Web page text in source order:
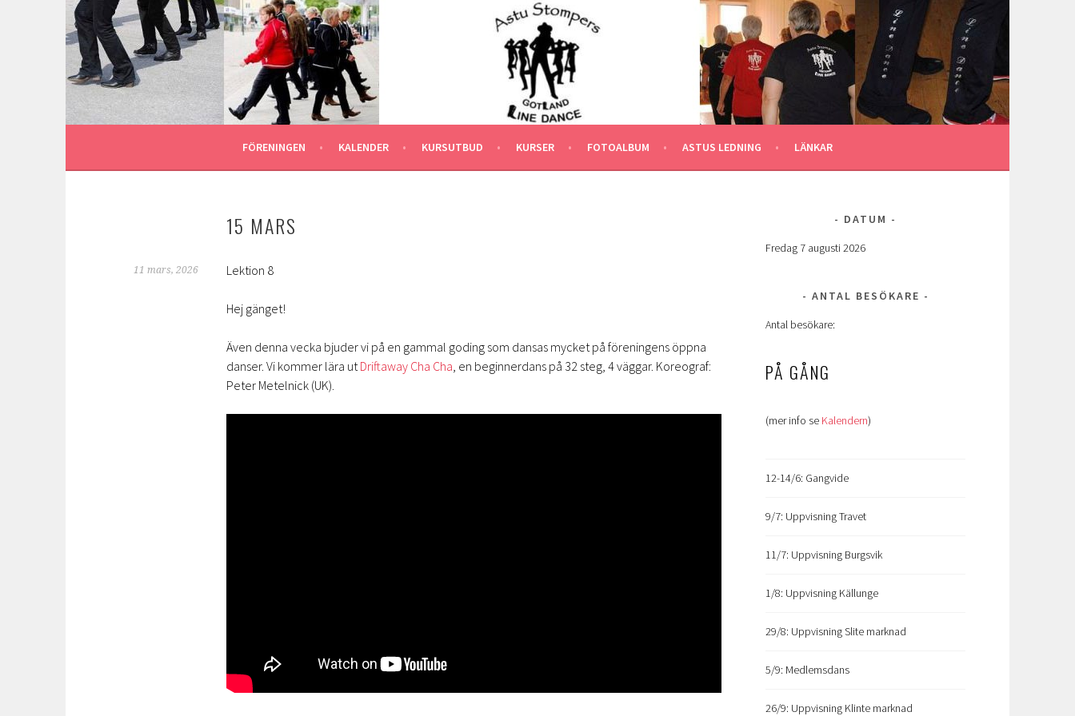
Gå
till
innehåll ASTU STOMPERS
GOTLAND LINEDANCE MEDLEMSSIDA
FÖRENINGEN KALENDER KURSUTBUD KURSER FOTOALBUM ASTUS LEDNING LÄNKAR
15 MARS
11 mars, 2026 Lektion 8
Hej gänget!
Även denna vecka bjuder vi på en gammal goding som dansas mycket på föreningens öppna
danser. Vi kommer lära utDriftaway Cha Cha, en beginnerdans på 32 steg, 4 väggar. Koreograf:
Peter Metelnick (UK).
DATUM
Fredag 7 augusti 2026
ANTAL BESÖKARE
Antal besökare:
PÅ GÅNG
(mer info se Kalendern)
12-14/6: Gangvide
9/7: Uppvisning Travet
11/7: Uppvisning Burgsvik
1/8: Uppvisning Källunge
29/8: Uppvisning Slite marknad
5/9: Medlemsdans
26/9: Uppvisning Klinte marknad